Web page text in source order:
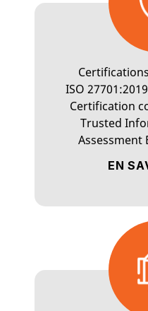
EN
ISO
Certification
Trusted
Assessment